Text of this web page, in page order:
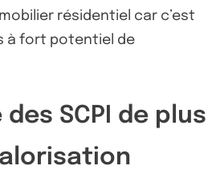
résidentiel car c’est
à fort potentiel de
des SCPI de plus